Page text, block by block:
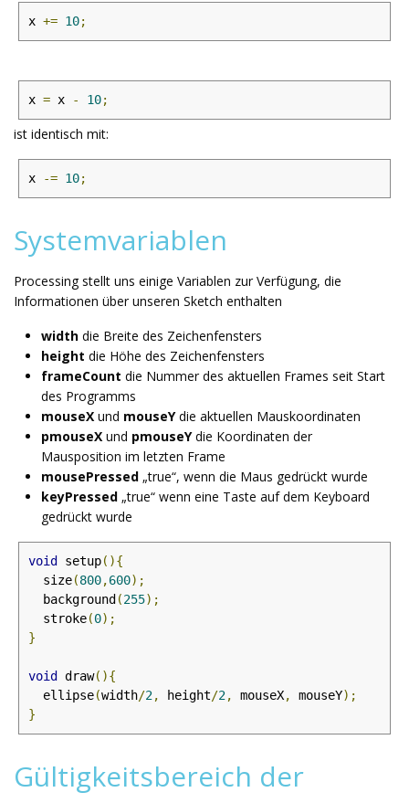
x += 10;
x = x - 10;
ist identisch mit:
x -= 10;
Systemvariablen
Processing stellt uns einige Variablen zur Verfügung, die
Informationen über unseren Sketch enthalten
width die Breite des Zeichenfensters
height die Höhe des Zeichenfensters
frameCount die Nummer des aktuellen Frames seit Start
des Programms
mouseX und mouseYdie aktuellen Mauskoordinaten
pmouseX und pmouseYdie Koordinaten der
Mausposition im letzten Frame
mousePressed „true“, wenn die Maus gedrückt wurde
keyPressed „true“ wenn eine Taste auf dem Keyboard
gedrückt wurde
void setup(){
  size
(800,600);
  background
(255);
  stroke
(0);
}
void draw(){
  ellipse
(width/2, height/2, mouseX, mouseY);
}
Gültigkeitsbereich der